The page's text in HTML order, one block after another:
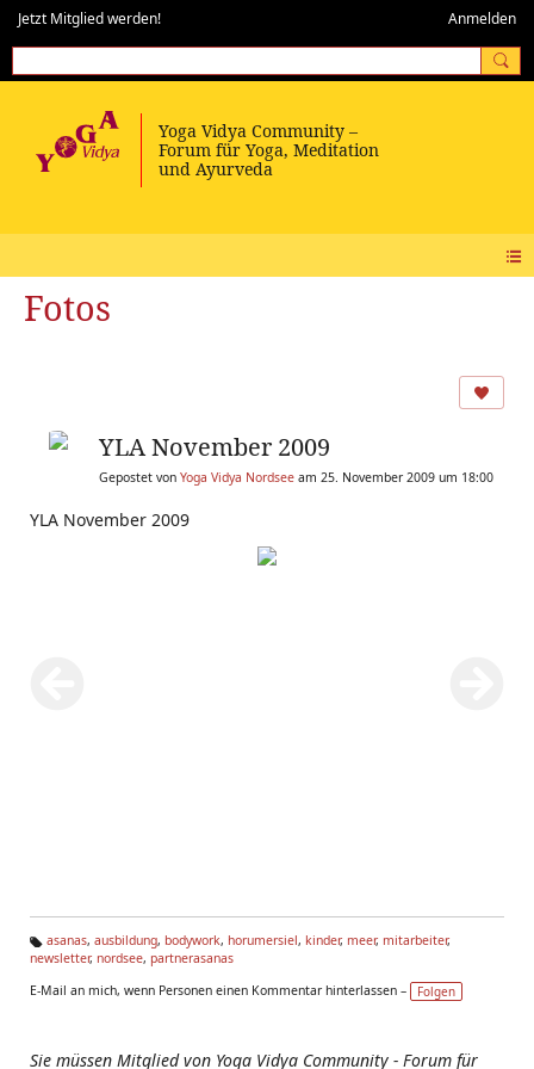
Jetzt Mitglied werden! Anmelden
Fotos
YLA November 2009
Gepostet von Yoga Vidya Nordsee am 25. November 2009 um 18:00
YLA November 2009
Ta
s:
asanas, ausbildung, bodywork, horumersiel, kinder, meer, mitarbeiter,
newsletter, nordsee, partnerasanas
E-Mail an mich, wenn Personen einen Kommentar hinterlassen –
Folgen
Sie müssen Mitglied von Yoga Vidya Community - Forum für